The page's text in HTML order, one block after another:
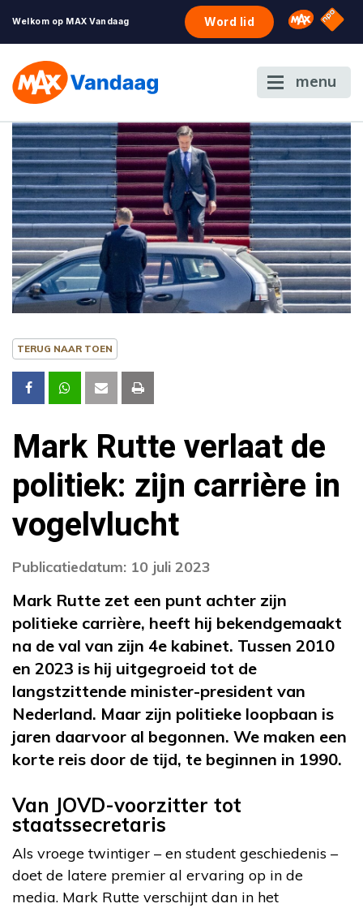
Welkom op MAX Vandaag Word lid Omroep
NPO
menu
TERUG NAAR TOEN
Mark Rutte verlaat de
politiek: zijn carrière in
vogelvlucht
Publicatiedatum: 10 juli 2023
Mark Rutte zet een punt achter zijn
politieke carrière, heeft hij bekendgemaakt
na de val van zijn 4e kabinet. Tussen 2010
en 2023 is hij uitgegroeid tot de
langstzittende minister-president van
Nederland. Maar zijn politieke loopbaan is
jaren daarvoor al begonnen. We maken een
korte reis door de tijd, te beginnen in 1990.
Van JOVD-voorzitter tot
staatssecretaris
Als vroege twintiger – en student geschiedenis –
doet de latere premier al ervaring op in de
media. Mark Rutte verschijnt dan in het